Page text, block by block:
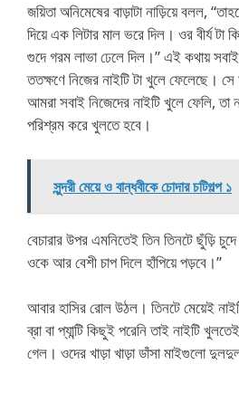
জয়িতা অনিমেষের বাড়াটা নাড়িয়ে বলল,
দিয়ে এক লিটার মাল ভরে দিল। ওর বীর্য
গুদে গরম লাভা ঢেলে দিল।” এই কথায়
ততক্ষণে নিজের নাইটি টা খুলে ফেলেছে।
আমরা সবাই নিজেদের নাইটি খুলে ফেলি,
পরিশ্রম করে খুলতে হবে।
সুন্দরী মেয়ে ও বান্ধবীকে চোদার চটিগল্প ১
বেচারার উপর এমনিতেই তিন তিনটে ছুঁড়ি
ওকে আর বেশী চাপ দিলে হাঁপিয়ে পড়বে।”
আবার হাসির রোল উঠল। তিনটে মেয়েই
ব্রা বা প্যান্টি কিছুই পরেনি তাই নাইটি
গেল। ওদের খাড়া খাড়া ডাঁসা মাইগুলো